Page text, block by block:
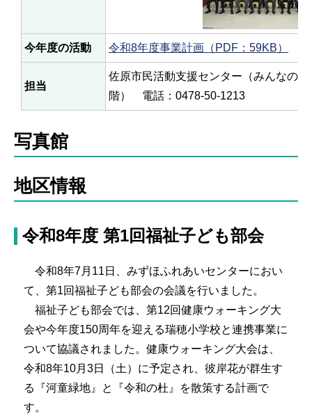
今年度の活動 令和8年度事業計画（PDF：59KB）
担当
佐原市民活動支援センター（みんなの
階） 電話：0478-50-1213
写真館
地区情報
令和8年度 第1回福祉子ども部会
令和8年7月11日、みずほふれあいセンターにおい
て、第1回福祉子ども部会の会議を行いました。
福祉子ども部会では、第12回健康ウォーキング大
会や今年度150周年を迎える瑞穂小学校と連携事業に
ついて協議されました。健康ウォーキング大会は、
令和8年10月3日（土）に予定され、彼岸花が群生す
る『河童緑地』と『令和の杜』を散策する計画で
す。